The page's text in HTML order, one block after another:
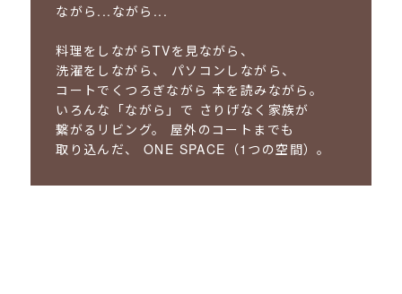
ながら...ながら...
料理をしながらTVを見ながら、
洗濯をしながら、
パソコンしながら、
コートでくつろぎながら 本を読みながら。
いろんな「ながら」で さりげなく家族が
繋がるリビング。
屋外のコートまでも
取り込んだ、
ONE SPACE（1つの空間）。